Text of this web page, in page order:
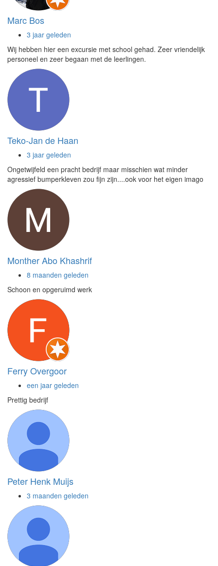
Marc Bos
3 jaar geleden
Wij hebben hier een excursie met school gehad. Zeer vriendelijk
personeel en zeer begaan met de leerlingen.
Teko-Jan de Haan
3 jaar geleden
Ongetwijfeld een pracht bedrijf maar misschien wat minder
agressief bumperkleven zou fijn zijn....ook voor het eigen imago
Monther Abo Khashrif
8 maanden geleden
Schoon en opgeruimd werk
Ferry Overgoor
een jaar geleden
Prettig bedrijf
Peter Henk Muijs
3 maanden geleden